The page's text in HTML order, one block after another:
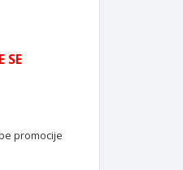
SE
promocije